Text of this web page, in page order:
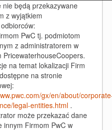
nie będą przekazywane
z wyjątkiem
PwC tj. podmiotom
z administratorem w
PricewaterhouseCoopers.
na temat lokalizacji Firm
na stronie
gx/en/about/
legal-entities.html .
może przekazać dane
innym Firmom PwC w